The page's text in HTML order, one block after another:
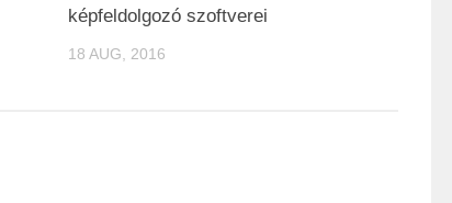
képfeldolgozó szoftverei
18 AUG, 2016